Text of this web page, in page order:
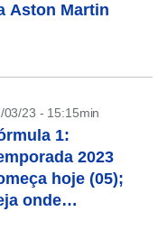
Aston Martin
03/23 - 15:15min
1:
2023
hoje (05);
onde